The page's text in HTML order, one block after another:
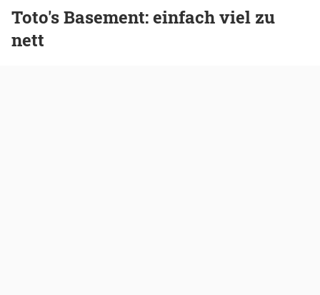
Toto's Basement: einfach viel zu
nett